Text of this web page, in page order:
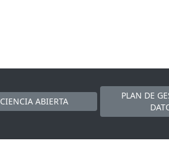
CIENCIA ABIERTA
PLAN DE